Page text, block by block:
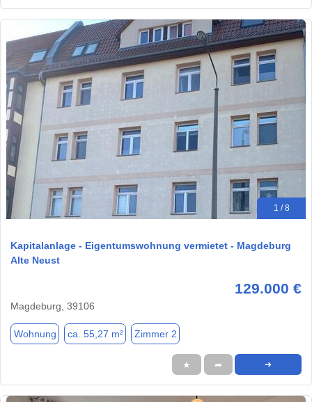
1 / 8
Kapitalanlage - Eigentumswohnung vermietet - Magdeburg
Alte Neust
129.000 €
Magdeburg, 39106
Wohnung ca. 55,27 m² Zimmer 2
★ ➦ ➜